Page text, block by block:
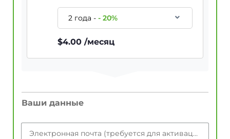
2 года--20%
$4.00 /месяц
Ваши данные
Электронная почта (требуется для активации учетной записи)